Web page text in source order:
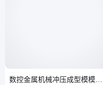
数控金属机械冲压成型模模具